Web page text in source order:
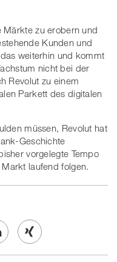
Märkte zu erobern und
Kunden und
weiterhin und kommt
nicht bei der
Revolut zu einem
Parkett des digitalen
müssen, Revolut hat
Geschichte
vorgelegte Tempo
laufend folgen.
Share